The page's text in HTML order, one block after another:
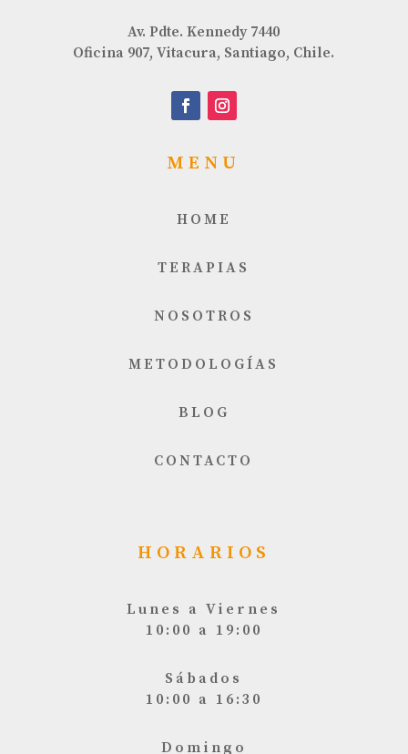
Av. Pdte. Kennedy 7440
Oficina 907, Vitacura, Santiago, Chile.
MENU
HOME
TERAPIAS
NOSOTROS
METODOLOGÍAS
BLOG
CONTACTO
HORARIOS
Lunes a Viernes
10:00 a 19:00
Sábados
10:00 a 16:30
Domingo